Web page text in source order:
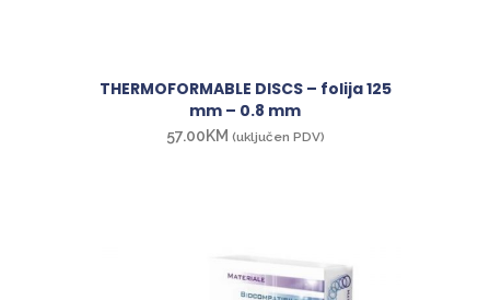
THERMOFORMABLE DISCS – folija 125
mm – 0.8 mm
57.00KM (uključen PDV)